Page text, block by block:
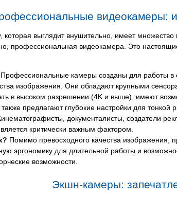
видеокамеры:
которая выглядит внушительно, имеет
профессиональная видеокамера. Это
Профессиональные камеры созданы для работы в
изображения. Они обладают крупными
в высоком разрешении (4K и выше), имеют
предлагают глубокие настройки для тонкой
документалисты, создатели
критически важным фактором.
Помимо превосходного качества
эргономику для длительной работы и
возможности.
Экшн-камеры: